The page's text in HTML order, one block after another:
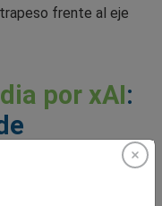
frente al eje
por xAI:
de xAI